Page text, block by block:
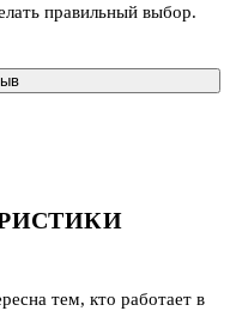
тем, кто работает в
правильный выбор.